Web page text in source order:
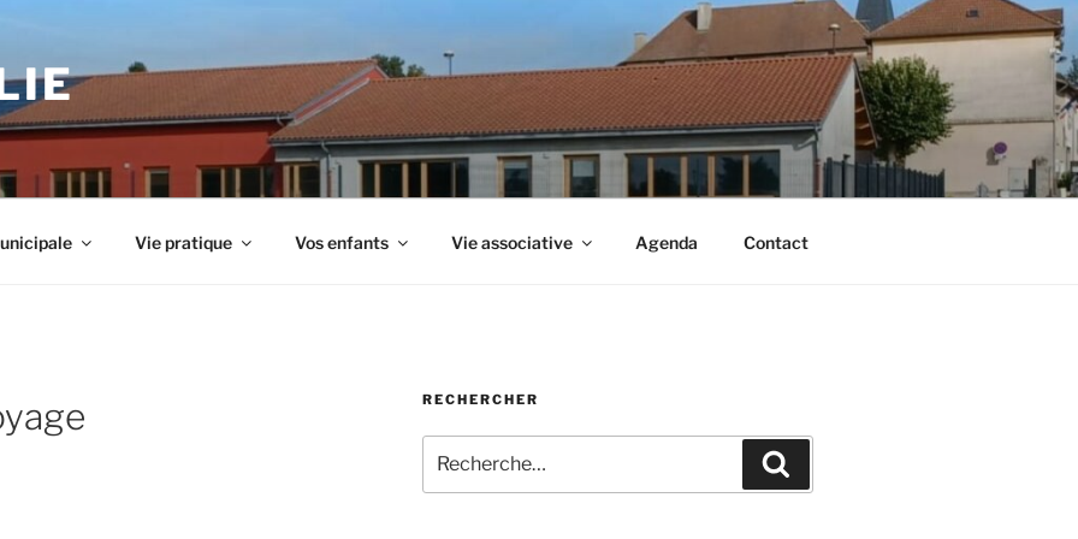
Vie pratique Vos enfants Vie associative Agenda Contact
RECHERCHER
pour
: